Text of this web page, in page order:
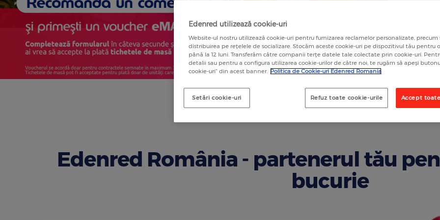
Edenred România - partenerul tău
bucurie
Edenred utilizează cookie-uri
Website-ul nostru utilizează cookie-uri pentru furnizarea reclamelor personalizate, precum
distribuirea pe rețelele de socializare. Stocăm aceste cookie-uri pe dispozitivul tău pentru
până la 12 luni. Transferăm către companii terțe datele tale colectate prin cookie-uri.
detalii sau pentru a configura utilizarea cookie-urilor de către noi, te rugăm să apeși
cookie-uri” din acest banner. Politica de Cookie-uri Edenred Romania
Setări cookie-uri Refuz toate cookie-urile Accept